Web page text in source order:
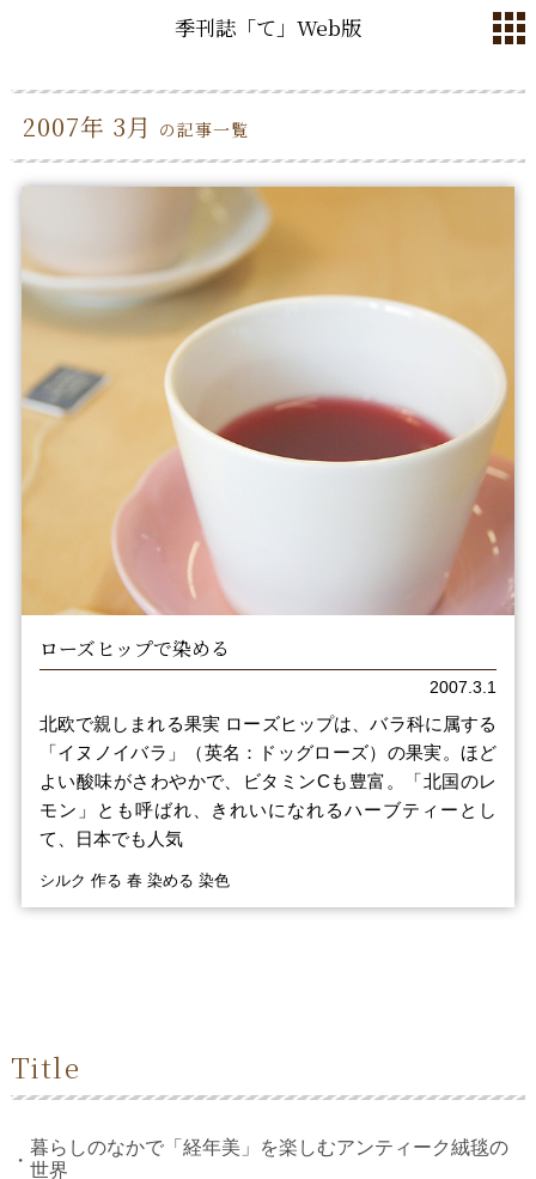
季刊誌「て」Web版
2007年 3月 の記事一覧
ローズヒップで染める
2007.3.1
北欧で親しまれる果実 ローズヒップは、バラ科に属する
「イヌノイバラ」（英名：ドッグローズ）の果実。ほど
よい酸味がさわやかで、ビタミンCも豊富。「北国のレ
モン」とも呼ばれ、きれいになれるハーブティーとし
て、日本でも人気
シルク 作る 春 染める 染色
Title
暮らしのなかで「経年美」を楽しむアンティーク絨毯の
世界